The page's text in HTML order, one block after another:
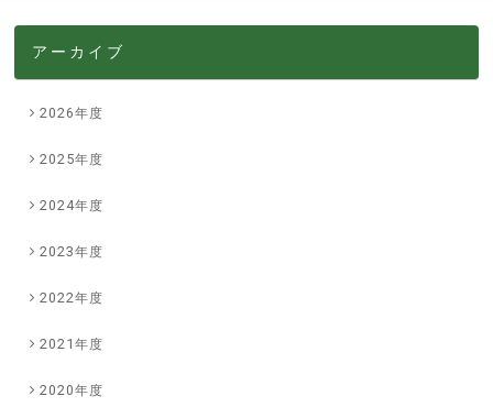
アーカイブ
2026年度
2025年度
2024年度
2023年度
2022年度
2021年度
2020年度